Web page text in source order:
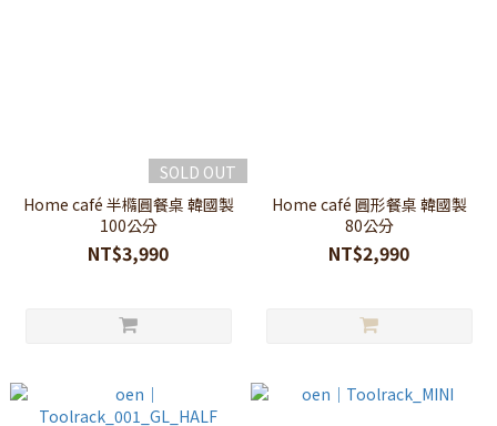
SOLD OUT
Home café 半橢圓餐桌 韓國製
100公分
NT$3,990
Home café 圓形餐桌 韓國製
80公分
NT$2,990